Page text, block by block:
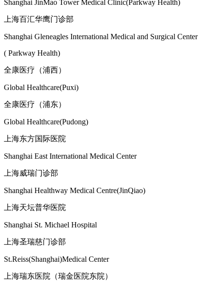
Shanghai JinMao Tower Medical Clinic(Parkway Health)
上海百汇华鹰门诊部
Shanghai Gleneagles International Medical and Surgical Center
( Parkway Health)
全康医疗（浦西）
Global Healthcare(Puxi)
全康医疗（浦东）
Global Healthcare(Pudong)
上海东方国际医院
Shanghai East International Medical Center
上海威瑞门诊部
Shanghai Healthway Medical Centre(JinQiao)
上海天坛普华医院
Shanghai St. Michael Hospital
上海圣瑞慈门诊部
St.Reiss(Shanghai)Medical Center
上海瑞东医院（瑞金医院东院）